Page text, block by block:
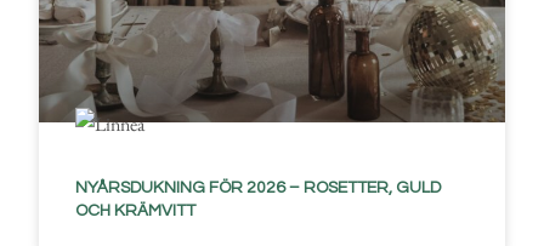
NYÅRSDUKNING FÖR 2026 – ROSETTER, GULD
OCH KRÄMVITT